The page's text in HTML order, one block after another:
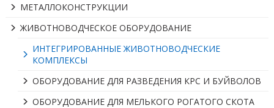
МЕТАЛЛОКОНСТРУКЦИИ
ЖИВОТНОВОДЧЕСКОЕ ОБОРУДОВАНИЕ
ИНТЕГРИРОВАННЫЕ ЖИВОТНОВОДЧЕСКИЕ
КОМПЛЕКСЫ
ОБОРУДОВАНИЕ ДЛЯ РАЗВЕДЕНИЯ КРС И БУЙВОЛОВ
ОБОРУДОВАНИЕ ДЛЯ МЕЛЬКОГО РОГАТОГО СКОТА